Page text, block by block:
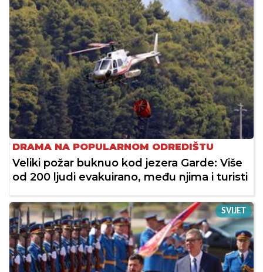
DRAMA NA POPULARNOM ODREDIŠTU
Veliki požar buknuo kod jezera Garde: Više
od 200 ljudi evakuirano, među njima i turisti
SVIJET